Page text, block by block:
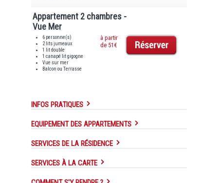
Appartement 2 chambres -
Vue Mer
6 personne(s)
2 lits jumeaux
1 lit double
1 canapé lit gigogne
Vue sur mer
Balcon ou Terrasse
à partir
de 51€
INFOS PRATIQUES
EQUIPEMENT DES APPARTEMENTS
SERVICES DE LA RÉSIDENCE
SERVICES À LA CARTE